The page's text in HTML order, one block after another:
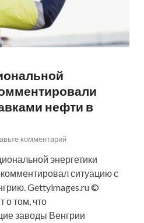
нефти в
комментарий
энергетики
ситуацию с
Gettyimages.ru ©
о том, что
заводы Венгрии